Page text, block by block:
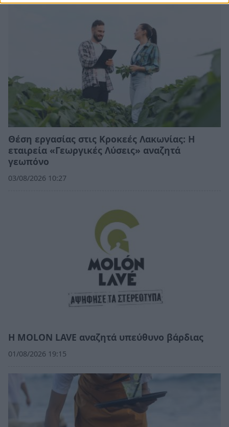
Θέση εργασίας στις Κροκεές Λακωνίας: Η
εταιρεία «Γεωργικές Λύσεις» αναζητά
γεωπόνο
03/08/2026 10:27
Η MOLON LAVE αναζητά υπεύθυνο βάρδιας
01/08/2026 19:15